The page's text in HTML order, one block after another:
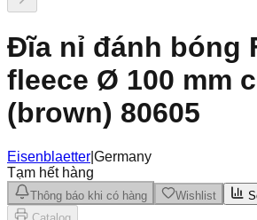
Đĩa nỉ đánh bóng
fleece Ø 100 mm
(brown) 80605
Eisenblaetter Germany
Tạm hết hàng
Thông báo khi có hàng Wishlist